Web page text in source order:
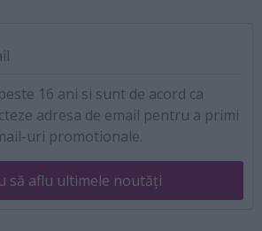
16 ani si sunt de acord ca
adresa de email pentru a primi
uri promotionale.
să aflu ultimele noutăți